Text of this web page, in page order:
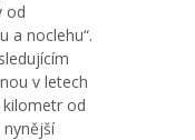
od
a noclehu“.
v letech
kilometr od